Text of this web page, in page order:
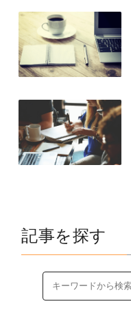
記事を探す